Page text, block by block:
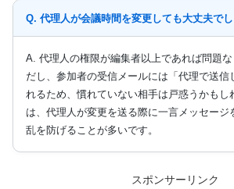
Q. 代理人が会議時間を変更しても大丈夫でし
A. 代理人の権限が編集者以上であれば問題
だし、参加者の受信メールには「代理で送信
れるため、慣れていない相手は戸惑うかもし
は、代理人が変更を送る際に一言メッセージ
乱を防げることが多いです。
スポンサーリンク